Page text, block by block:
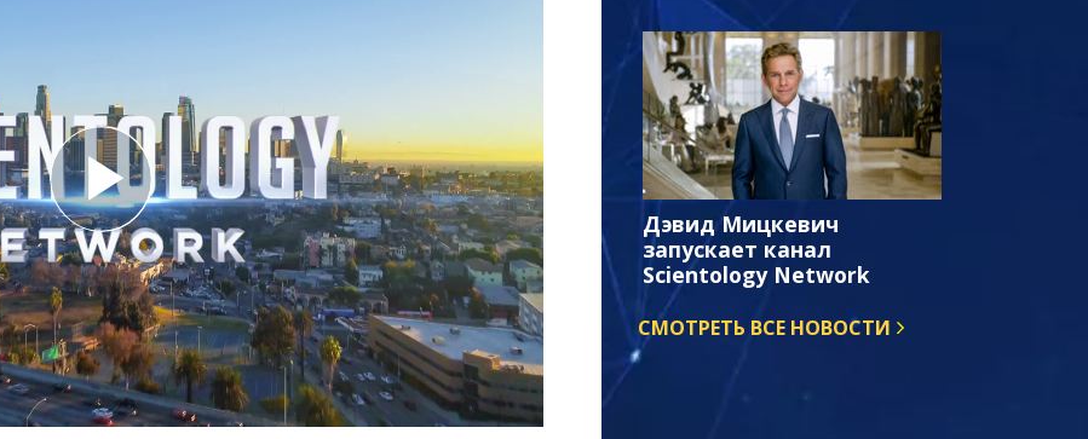
Дэвид Мицкевич
запускает канал
Scientology Network
СМОТРЕТЬ ВСЕ НОВОСТИ